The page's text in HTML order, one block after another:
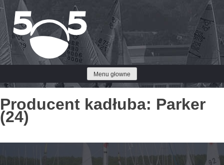
Przejdź
do
treści
Menu głowne
Producent kadłuba: Parker
(24)